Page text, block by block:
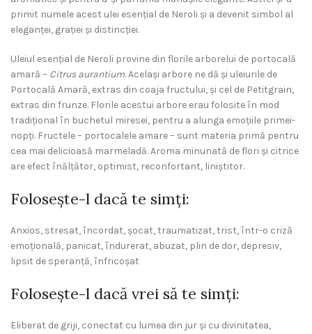
primit numele acest ulei esențial de Neroli și a devenit simbol al
eleganței, grației și distincției.
Uleiul esențial de Neroli provine din florile arborelui de portocală
amară – Citrus aurantium. Același arbore ne dă și uleiurile de
Portocală Amară, extras din coaja fructului, și cel de Petitgrain,
extras din frunze. Florile acestui arbore erau folosite în mod
tradițional în buchetul miresei, pentru a alunga emoțiile primei-
nopți. Fructele – portocalele amare – sunt materia primă pentru
cea mai delicioasă marmeladă. Aroma minunată de flori și citrice
are efect înălțător, optimist, reconfortant, liniștitor.
Folosește-l dacă te simți:
Anxios, stresat, încordat, șocat, traumatizat, trist, într-o criză
emoțională, panicat, îndurerat, abuzat, plin de dor, depresiv,
lipsit de speranță, înfricoșat
Folosește-l dacă vrei să te simți:
Eliberat de griji, conectat cu lumea din jur și cu divinitatea,